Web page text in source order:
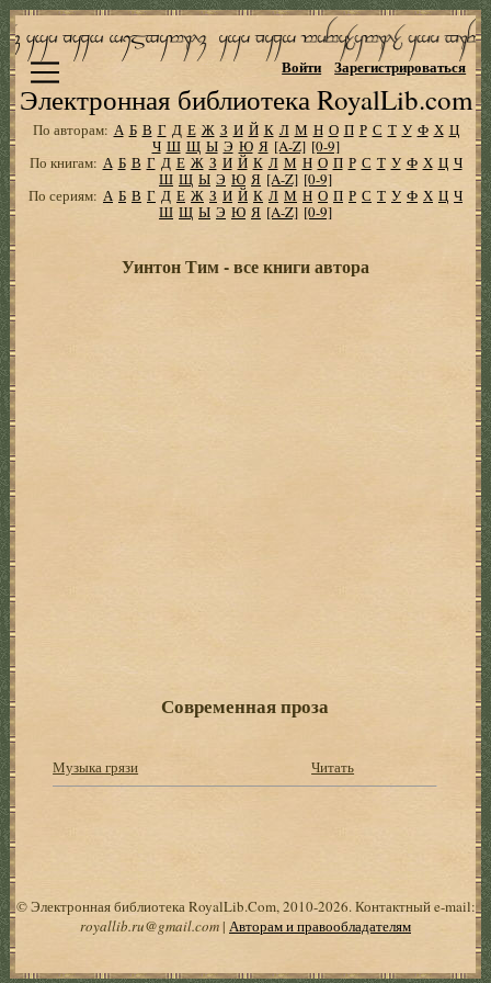
Электронная библиотека RoyalLib.com
Войти Зарегистрироваться
По авторам: А Б В Г Д Е Ж З И Й К Л М Н О П Р С Т У Ф Х Ц
Ч Ш Щ Ы Э Ю Я [A-Z] [0-9]
По книгам: А Б В Г Д Е Ж З И Й К Л М Н О П Р С Т У Ф Х Ц Ч
Ш Щ Ы Э Ю Я [A-Z] [0-9]
По сериям: А Б В Г Д Е Ж З И Й К Л М Н О П Р С Т У Ф Х Ц Ч
Ш Щ Ы Э Ю Я [A-Z] [0-9]
Уинтон Тим - все книги автора
Современная проза
Музыка грязи Читать
© Электронная библиотека RoyalLib.Com, 2010-2026. Контактный e-mail:
royallib.ru@gmail.com| Авторам и правообладателям